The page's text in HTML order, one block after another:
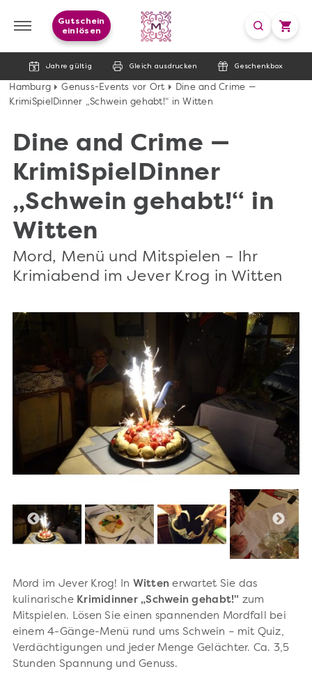
Jahre gültig Gleich ausdrucken Geschenkbox
Gutschein
einlösen
Hamburg Genuss-Events vor Ort
Dine and Crime —
KrimiSpielDinner „Schwein gehabt!“ in Witten
Dine and Crime —
KrimiSpielDinner
„Schwein gehabt!“ in
Witten
Mord, Menü und Mitspielen – Ihr
Krimiabend im Jever Krog in Witten
Mord im Jever Krog! In Witten erwartet Sie das
kulinarische Krimidinner „Schwein gehabt!" zum
Mitspielen. Lösen Sie einen spannenden Mordfall bei
einem 4-Gänge-Menü rund ums Schwein – mit Quiz,
Verdächtigungen und jeder Menge Gelächter. Ca. 3,5
Stunden Spannung und Genuss.